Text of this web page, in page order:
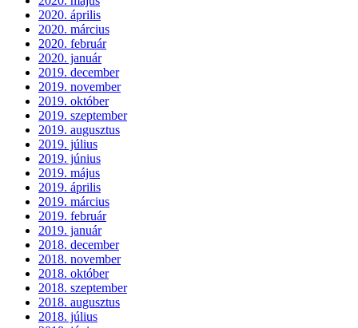
2020. április
2020. március
2020. február
2020. január
2019. december
2019. november
2019. október
2019. szeptember
2019. augusztus
2019. július
2019. június
2019. május
2019. április
2019. március
2019. február
2019. január
2018. december
2018. november
2018. október
2018. szeptember
2018. augusztus
2018. július